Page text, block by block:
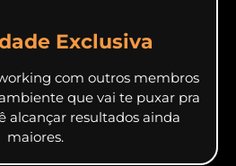
Exclusiva
com outros membros
que vai te puxar pra
alcançar resultados ainda
maiores.